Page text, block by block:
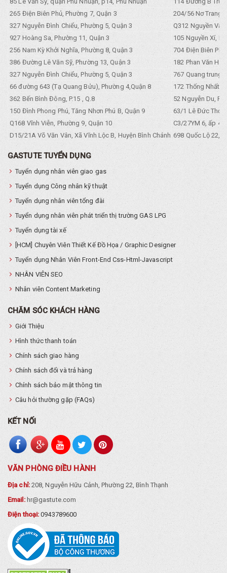
265 Điện Biên Phủ, Phường 7, Quận 3
204/56 Nơ Trang
327 Nguyễn Đình Chiểu, Phường 5, Quận 3
Q312 Nguyền
927 Hoàng Sa, Phường 11, Quận 3
105 Nguyền Xí,
256 Nam Kỳ Khởi Nghĩa, Phường 8, Quận 3
704 Điện Biên
386 Đường Lê Văn Sỹ, Phường 13, Quận 3
182 Phan Văn
327 Nguyễn Đình Chiểu, Phường 5, Quận 3
767 Quang trung,
66 đường 643 (Tạ Quang Bửu), Phường 4,Quận 8
172 Thống Nhất.
362 Bến Bình Đông, P.15 , Q.8
52 Nguyễn Du,
150 Đình Phong Phú, Tăng Nhơn Phú B, Quận 9
63/1 Lê Đức Thọ,
Q168 Vĩnh Viễn, Phường 9, Quận 10
C3/27YM 6, ấp 4,
D15/21A Võ Văn Vân, Xã Vĩnh Lộc B, Huyện Bình Chánh 698 Quốc Lộ 22,
GASTUTE TUYỂN DỤNG
Tuyển dụng nhân viên giao gas
Tuyển dụng Công nhân kỹ thuật
Tuyển dụng nhân viên tổng đài
Tuyển dụng nhân viên phát triển thị trường GAS LPG
Tuyển dụng tài xế
[HCM] Chuyên Viên Thiết Kế Đồ Họa / Graphic Designer
Tuyển dụng Nhân Viên Front-End Css-Html-Javascript
NHÂN VIÊN SEO
Nhân viên Content Marketing
CHĂM SÓC KHÁCH HÀNG
Giới Thiệu
Hình thức thanh toán
Chính sách giao hàng
Chính sách đổi và trả hàng
Chính sách bảo mật thông tin
Câu hỏi thường gặp (FAQs)
KẾT NỐI
VĂN PHÒNG ĐIỀU HÀNH
Địa chỉ:208, Nguyễn Hữu Cảnh, Phường 22, Bình Thạnh
Email: hr@gastute.com
Điện thoại:0943789600